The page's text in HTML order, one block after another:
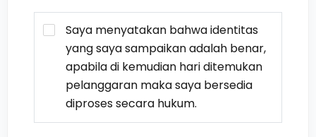
Saya menyatakan bahwa identitas
yang saya sampaikan adalah benar,
apabila di kemudian hari ditemukan
pelanggaran maka saya bersedia
diproses secara hukum.